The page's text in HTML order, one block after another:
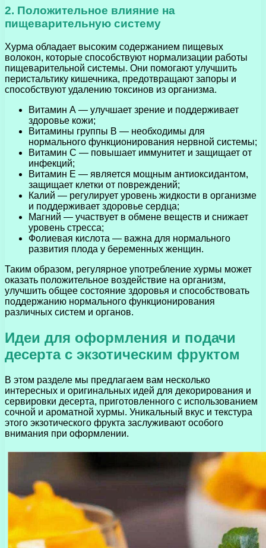
2. Положительное влияние на
пищеварительную систему
Хурма обладает высоким содержанием пищевых
волокон, которые способствуют нормализации работы
пищеварительной системы. Они помогают улучшить
перистальтику кишечника, предотвращают запоры и
способствуют удалению токсинов из организма.
Витамин А — улучшает зрение и поддерживает
здоровье кожи;
Витамины группы В — необходимы для
нормального функционирования нервной системы;
Витамин С — повышает иммунитет и защищает от
инфекций;
Витамин Е — является мощным антиоксидантом,
защищает клетки от повреждений;
Калий — регулирует уровень жидкости в организме
и поддерживает здоровье сердца;
Магний — участвует в обмене веществ и снижает
уровень стресса;
Фолиевая кислота — важна для нормального
развития плода у беременных женщин.
Таким образом, регулярное употребление хурмы может
оказать положительное воздействие на организм,
улучшить общее состояние здоровья и способствовать
поддержанию нормального функционирования
различных систем и органов.
Идеи для оформления и подачи
десерта с экзотическим фруктом
В этом разделе мы предлагаем вам несколько
интересных и оригинальных идей для декорирования и
сервировки десерта, приготовленного с использованием
сочной и ароматной хурмы. Уникальный вкус и текстура
этого экзотического фрукта заслуживают особого
внимания при оформлении.